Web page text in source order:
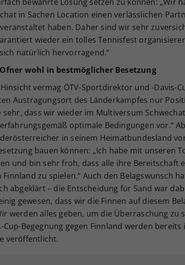
in Sachen Location einen verlässlichen
haben. Daher sind wir sehr
wieder ein tolles Tennisfest
natürlich hervorragend.“
wohl in bestmöglicher Besetzung
vermag ÖTV-Sportdirektor und -Davis-
Austragungsort des Länderkampfes nur
sehr, dass wir wieder im Multiversum
optimale Bedingungen vor.“
in seinem Heimatbundesland
bauen können: „Ich habe mit unseren
und bin sehr froh, dass alle ihre Bereitschaft
Finnland zu spielen.“ Auch den Belagswunsch
abgeklärt – die Entscheidung für Sand war
gewesen, dass wir die Finnen auf diesem
werden alles geben, um die Überraschung zu
Begegnung gegen Finnland werden bereits
veröffentlicht.